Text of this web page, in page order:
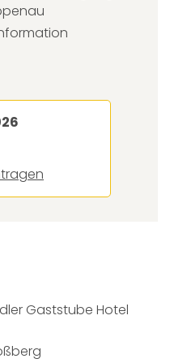
Gaststube Hotel